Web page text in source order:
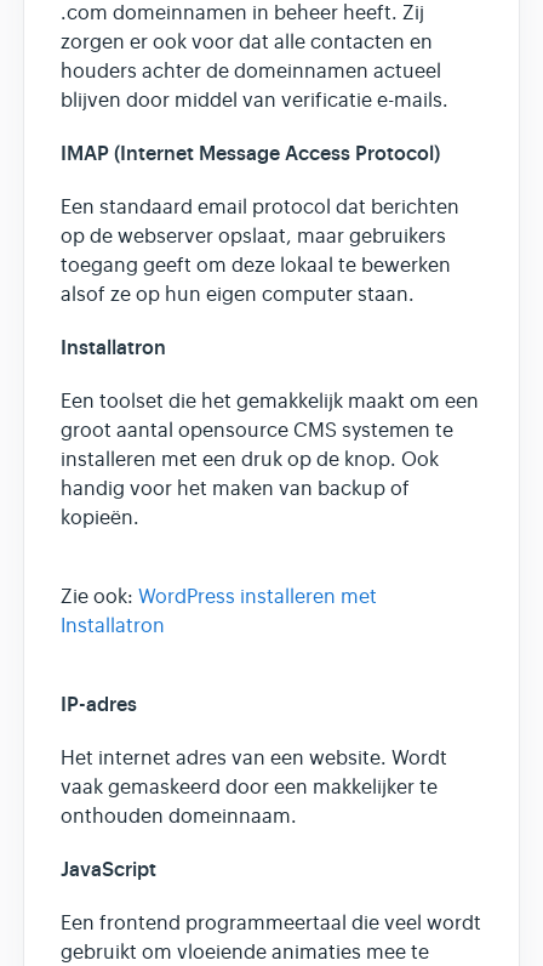
.com domeinnamen in beheer heeft. Zij
zorgen er ook voor dat alle contacten en
houders achter de domeinnamen actueel
blijven door middel van verificatie e-mails.
IMAP (Internet Message Access Protocol)
Een standaard email protocol dat berichten
op de webserver opslaat, maar gebruikers
toegang geeft om deze lokaal te bewerken
alsof ze op hun eigen computer staan.
Installatron
Een toolset die het gemakkelijk maakt om een
groot aantal opensource CMS systemen te
installeren met een druk op de knop. Ook
handig voor het maken van backup of
kopieën.
Zie ook: WordPress installeren met
Installatron
IP-adres
Het internet adres van een website. Wordt
vaak gemaskeerd door een makkelijker te
onthouden domeinnaam.
JavaScript
Een frontend programmeertaal die veel wordt
gebruikt om vloeiende animaties mee te